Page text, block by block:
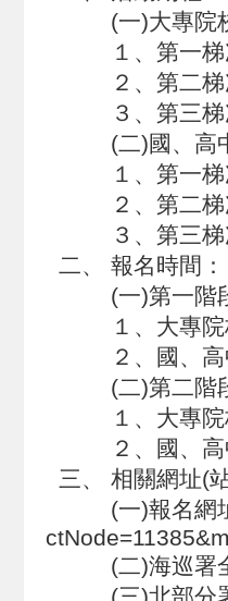
(一)大專院校
１、第一梯次
２、第二梯次
３、第三梯次
(二)國、高
１、第一梯次
２、第二梯次
３、第三梯次
二、 報名時間
(一)第一階段
１、大專院校
２、國、高中
(二)第二階段
１、大專院校
２、國、高
三、 相關網址(
(一)報名網址
(二)海巡署全